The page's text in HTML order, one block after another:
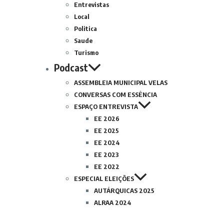
Entrevistas
Local
Politica
Saude
Turismo
Podcast
ASSEMBLEIA MUNICIPAL VELAS
CONVERSAS COM ESSÊNCIA
ESPAÇO ENTREVISTA
EE 2026
EE 2025
EE 2024
EE 2023
EE 2022
ESPECIAL ELEIÇÕES
AUTÁRQUICAS 2025
ALRAA 2024